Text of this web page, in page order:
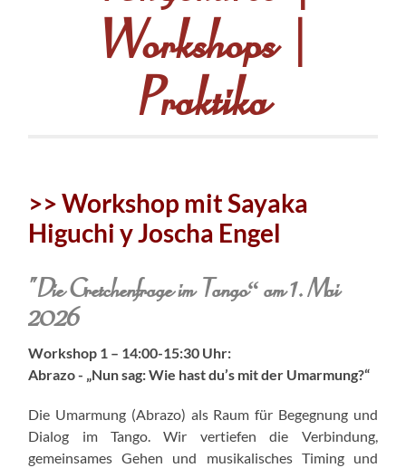
Workshops |
Praktika
>> Workshop mit Sayaka
Higuchi y Joscha Engel
"Die Gretchenfrage im Tango“ am 1. Mai
2026
Workshop 1 – 14:00-15:30 Uhr:
Abrazo - „Nun sag: Wie hast du’s mit der Umarmung?“
Die Umarmung (Abrazo) als Raum für Begegnung und
Dialog im Tango. Wir vertiefen die Verbindung,
gemeinsames Gehen und musikalisches Timing und